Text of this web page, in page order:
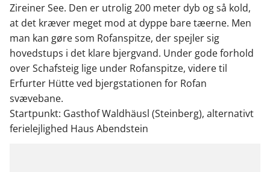
Zireiner See. Den er utrolig 200 meter dyb og så kold,
at det kræver meget mod at dyppe bare tæerne. Men
man kan gøre som Rofanspitze, der spejler sig
hovedstups i det klare bjergvand. Under gode forhold
over Schafsteig lige under Rofanspitze, videre til
Erfurter Hütte ved bjergstationen for Rofan
svævebane.
Startpunkt: Gasthof Waldhäusl (Steinberg), alternativt
ferielejlighed Haus Abendstein